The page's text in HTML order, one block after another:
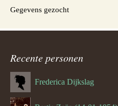
Gegevens gezocht
Recente personen
Frederica Dijkslag